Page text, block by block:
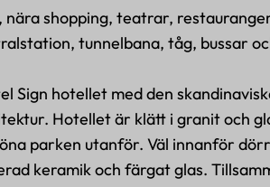
shopping, teatrar,
tunnelbana, tåg, bussar
hotellet med den
Hotellet är klätt i granit och
parken utanför. Väl innanför
keramik och färgat glas.